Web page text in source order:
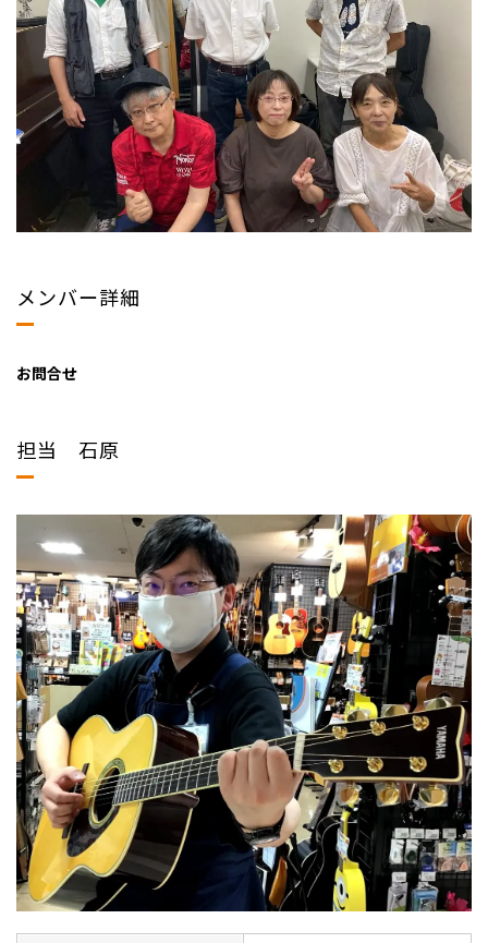
メンバー詳細
お問合せ
担当 石原